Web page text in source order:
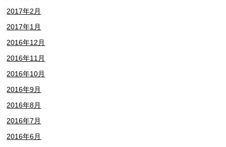
2017年2月
2017年1月
2016年12月
2016年11月
2016年10月
2016年9月
2016年8月
2016年7月
2016年6月